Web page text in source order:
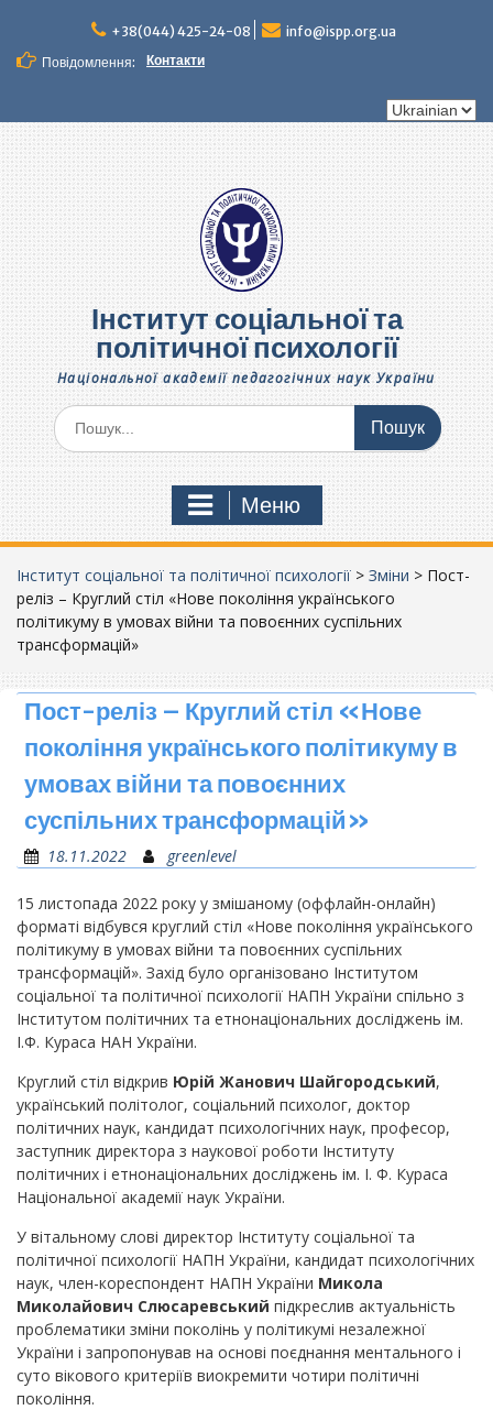
вмісту
+38(044) 425-24-08
info@ispp.org.ua
Повідомлення:
Контакти
Вибрати
Інститут соціальної та
політичної психології
Національної академії педагогічних наук України
Шукати:
Меню
Інститут соціальної та політичної психології > Зміни > Пост-
реліз – Круглий стіл «Нове покоління українського
політикуму в умовах війни та повоєнних суспільних
трансформацій»
Пост-реліз – Круглий стіл «Нове
покоління українського політикуму в
умовах війни та повоєнних
суспільних трансформацій»
18.11.2022 greenlevel
15 листопада 2022 року у змішаному (оффлайн-онлайн)
форматі відбувся круглий стіл «Нове покоління українського
політикуму в умовах війни та повоєнних суспільних
трансформацій». Захід було організовано Інститутом
соціальної та політичної психології НАПН України спільно з
Інститутом політичних та етнонаціональних досліджень ім.
І.Ф. Кураса НАН України.
Круглий стіл відкрив Юрій Жанович Шайгородський,
український політолог, соціальний психолог, доктор
політичних наук, кандидат психологічних наук, професор,
заступник директора з наукової роботи Інституту
політичних і етнонаціональних досліджень ім. І. Ф. Кураса
Національної академії наук України.
У вітальному слові директор Інституту соціальної та
політичної психології НАПН України, кандидат психологічних
наук, член-кореспондент НАПН України Микола
Миколайович Слюсаревський підкреслив актуальність
проблематики зміни поколінь у політикумі незалежної
України і запропонував на основі поєднання ментального і
суто вікового критеріїв виокремити чотири політичні
покоління.